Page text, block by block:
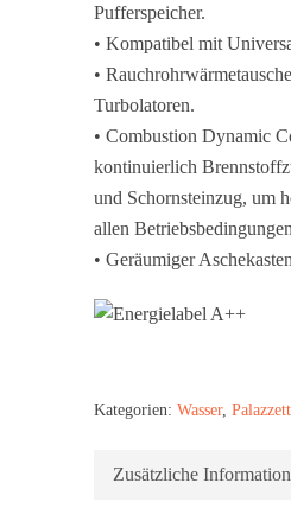
Pufferspeicher.
• Kompatibel mit
•
Turbolatoren.
• Combustion Dynamic
kontinuierlich
und Schornsteinzug, um
allen
• Geräumiger
Kategorien: Wasser,
Zusätzliche Information